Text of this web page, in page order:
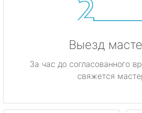
Выезд
За час до согласованного
свяжется